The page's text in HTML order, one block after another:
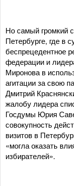
Но самый громкий
Петербурге, где в
беспрецедентное
федерации и
Миронова в
агитации за свою
Дмитрий
жалобу лидера
Госдумы Юрия
совокупность
визитов в
«могла оказать
избирателей».